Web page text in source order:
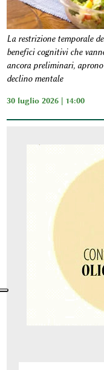
La restrizione temporale
benefici cognitivi che
ancora preliminari,
declino mentale
30 luglio 2026 | 14:00